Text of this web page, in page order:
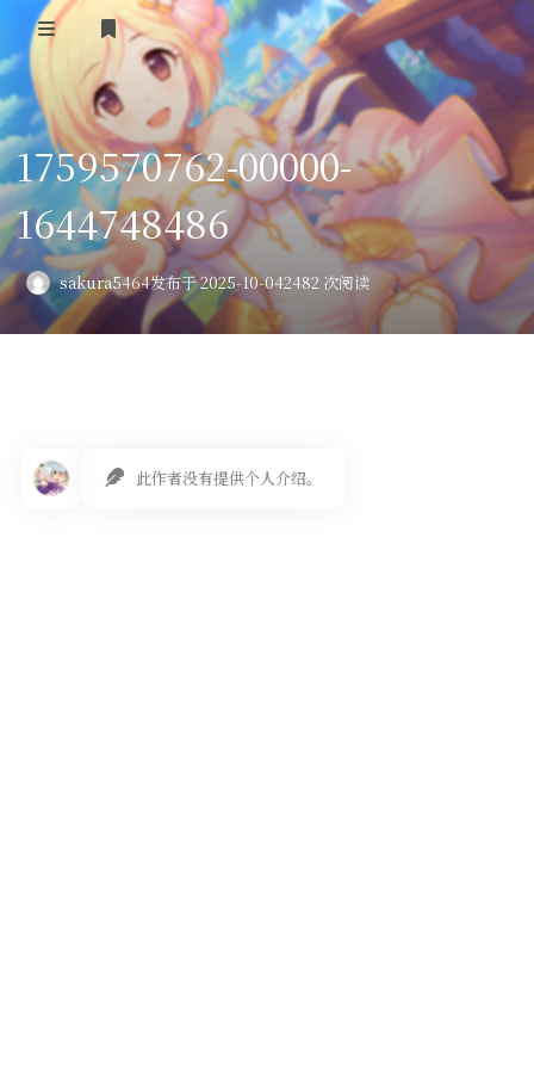
首页
VPS评测
AI绘画
教程
图库
登录
1759570762-00000-
1644748486
sakura5464发布于 2025-10-042482 次阅读
此作者没有提供个人介绍。